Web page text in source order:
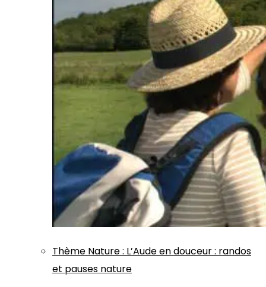
Thème Nature: L’Aude en douceur : randos
et pauses nature